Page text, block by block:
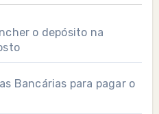
o depósito na
Bancárias para pagar o